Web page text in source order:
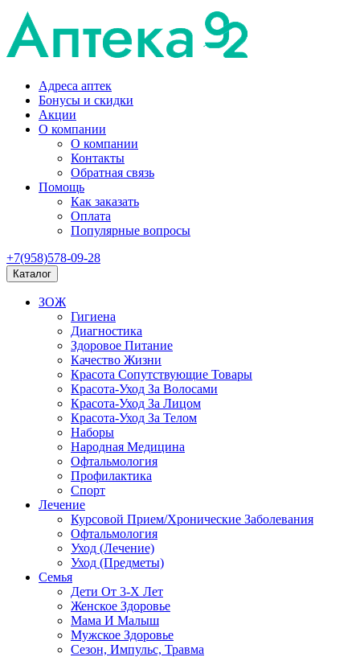
Адреса аптек
Бонусы и скидки
Акции
О компании
О компании
Контакты
Обратная связь
Помощь
Как заказать
Оплата
Популярные вопросы
+7(958)578-09-28
Каталог
ЗОЖ
Гигиена
Диагностика
Здоровое Питание
Качество Жизни
Красота Сопутствующие Товары
Красота-Уход За Волосами
Красота-Уход За Лицом
Красота-Уход За Телом
Наборы
Народная Медицина
Офтальмология
Профилактика
Спорт
Лечение
Курсовой Прием/Хронические Заболевания
Офтальмология
Уход (Лечение)
Уход (Предметы)
Семья
Дети От 3-Х Лет
Женское Здоровье
Мама И Малыш
Мужское Здоровье
Сезон, Импульс, Травма